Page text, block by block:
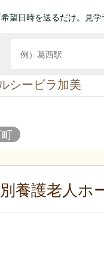
希望日時を送るだけ。見
シービラ加美
養護老人ホ